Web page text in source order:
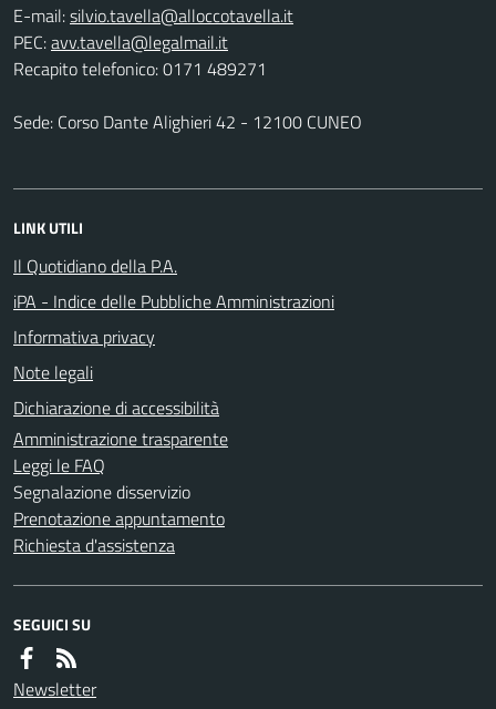
E-mail:
PEC:
Recapito telefonico: 0171 489271
Sede: Corso Dante Alighieri 42 - 12100 CUNEO
LINK UTILI
Il Quotidiano della P.A.
iPA - Indice delle Pubbliche Amministrazioni
Informativa privacy
Note legali
Dichiarazione di accessibilità
Amministrazione trasparente
Leggi le FAQ
Segnalazione disservizio
Prenotazione appuntamento
Richiesta d'assistenza
SEGUICI SU
Newsletter